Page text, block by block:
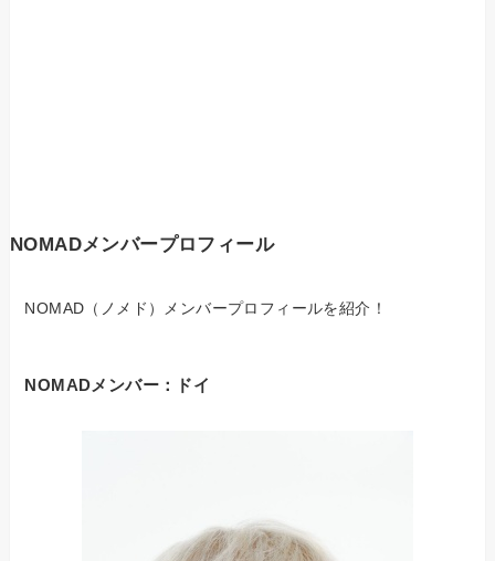
NOMADメンバープロフィール
NOMAD（ノメド）メンバープロフィールを紹介！
NOMADメンバー：ドイ